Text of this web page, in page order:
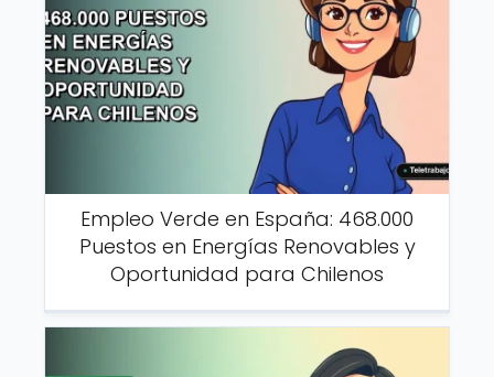
Empleo Verde en España: 468.000
Puestos en Energías Renovables y
Oportunidad para Chilenos